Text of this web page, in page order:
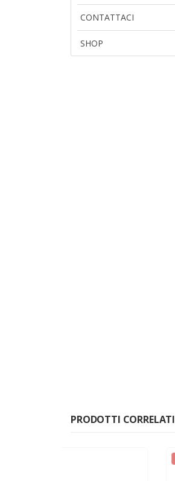
CONTATTACI
SHOP
PRODOTTI CORRELATI